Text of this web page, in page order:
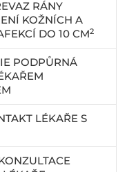
RÁNY
KOŽNÍCH A
DO 10 CM2
PODPŮRNÁ
LÉKAŘE S